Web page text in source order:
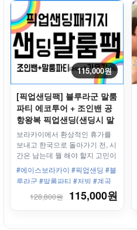
115,000원
[픽업샌딩팩] 블루라군 말룸
파티 에코투어 + 조인밴 공
항왕복 픽업샌딩(샌딩시 말
룸파티 투어) + 공항라운지
보라카이에서 환상적인 휴가를
보내고 한국으로 돌아가기 전, 시
간은 남는데 뭘 해야 할지 고민이
라면? 일명 보라카이의 블루 라
군으로 불리는 말룸파티로 떠나
자
#에이스보라카이 #픽업샌딩 #블
루라군 #말롬파티 #저빙 #계곡
튜브 #VIP공항라운지
128,800원 115,000원